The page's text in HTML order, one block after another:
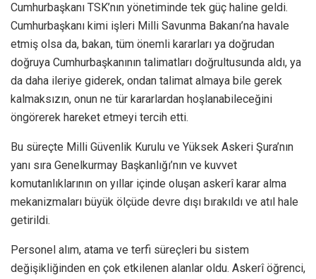
Cumhurbaşkanı TSK’nın yönetiminde tek güç haline geldi.
Cumhurbaşkanı kimi işleri Milli Savunma Bakanı’na havale
etmiş olsa da, bakan, tüm önemli kararları ya doğrudan
doğruya Cumhurbaşkanının talimatları doğrultusunda aldı, ya
da daha ileriye giderek, ondan talimat almaya bile gerek
kalmaksızın, onun ne tür kararlardan hoşlanabileceğini
öngörerek hareket etmeyi tercih etti.
Bu süreçte Milli Güvenlik Kurulu ve Yüksek Askeri Şura’nın
yanı sıra Genelkurmay Başkanlığı’nın ve kuvvet
komutanlıklarının on yıllar içinde oluşan askerî karar alma
mekanizmaları büyük ölçüde devre dışı bırakıldı ve atıl hale
getirildi.
Personel alım, atama ve terfi süreçleri bu sistem
değişikliğinden en çok etkilenen alanlar oldu. Askerî öğrenci,